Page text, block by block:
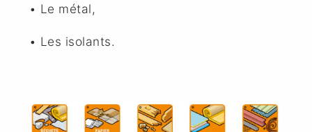
• Le métal,
• Les isolants.